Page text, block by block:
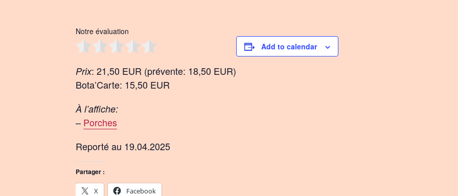
Notre évaluation
Prix: 21,50 EUR (prévente: 18,50 EUR)
Bota’Carte: 15,50 EUR
À l’affiche:
– Porches
Reporté au 19.04.2025
Partager :
X Facebook
Add to calendar